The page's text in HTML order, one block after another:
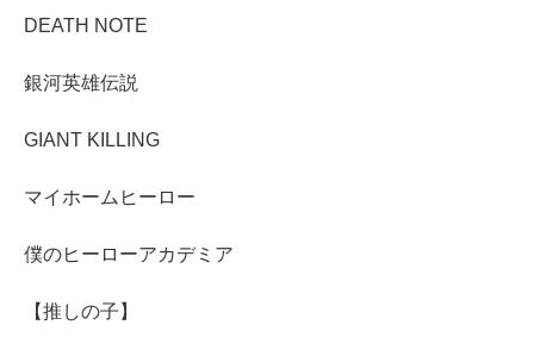
DEATH NOTE
銀河英雄伝説
GIANT KILLING
マイホームヒーロー
僕のヒーローアカデミア
【推しの子】